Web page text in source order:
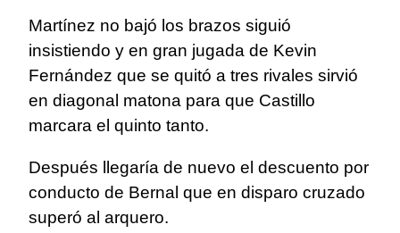
Martínez no bajó los brazos siguió
insistiendo y en gran jugada de Kevin
Fernández que se quitó a tres rivales sirvió
en diagonal matona para que Castillo
marcara el quinto tanto.
Después llegaría de nuevo el descuento por
conducto de Bernal que en disparo cruzado
superó al arquero.